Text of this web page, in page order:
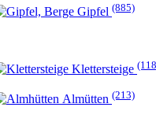
Gipfel (885)
Klettersteige
Almütten (213)